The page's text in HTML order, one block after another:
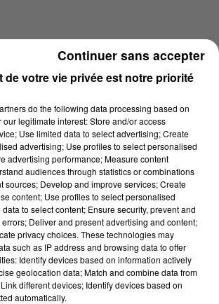
min 14 sec)
de votre vie privée est notre priorité
do the following data processing based on
legitimate interest: Store and/or access
Use limited data to select advertising; Create
advertising; Use profiles to select personalised
advertising performance; Measure content
audiences through statistics or combinations
sources; Develop and improve services; Create
content; Use profiles to select personalised
to select content; Ensure security, prevent and
Deliver and present advertising and content;
privacy choices. These technologies may
such as IP address and browsing data to offer
Identify devices based on information actively
geolocation data; Match and combine data from
different devices; Identify devices based on
automatically.
Continuer sans accepter